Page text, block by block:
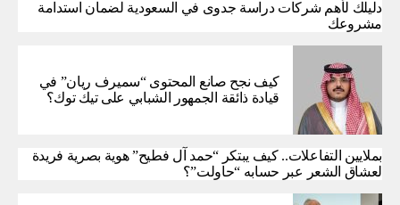
دليلك لأهم شركات دراسة جدوى في السعودية لضمان استدامة
مشروعك
كيف نجح صانع المحتوى “سميرف ريان” في
قيادة ذائقة الجمهور الشبابي على تيك توك؟
بملايين التفاعلات.. كيف يبتكر “حمد آل فطيح” هوية بصرية فريدة
لعشاق الشعر عبر حسابه “حاولت”؟